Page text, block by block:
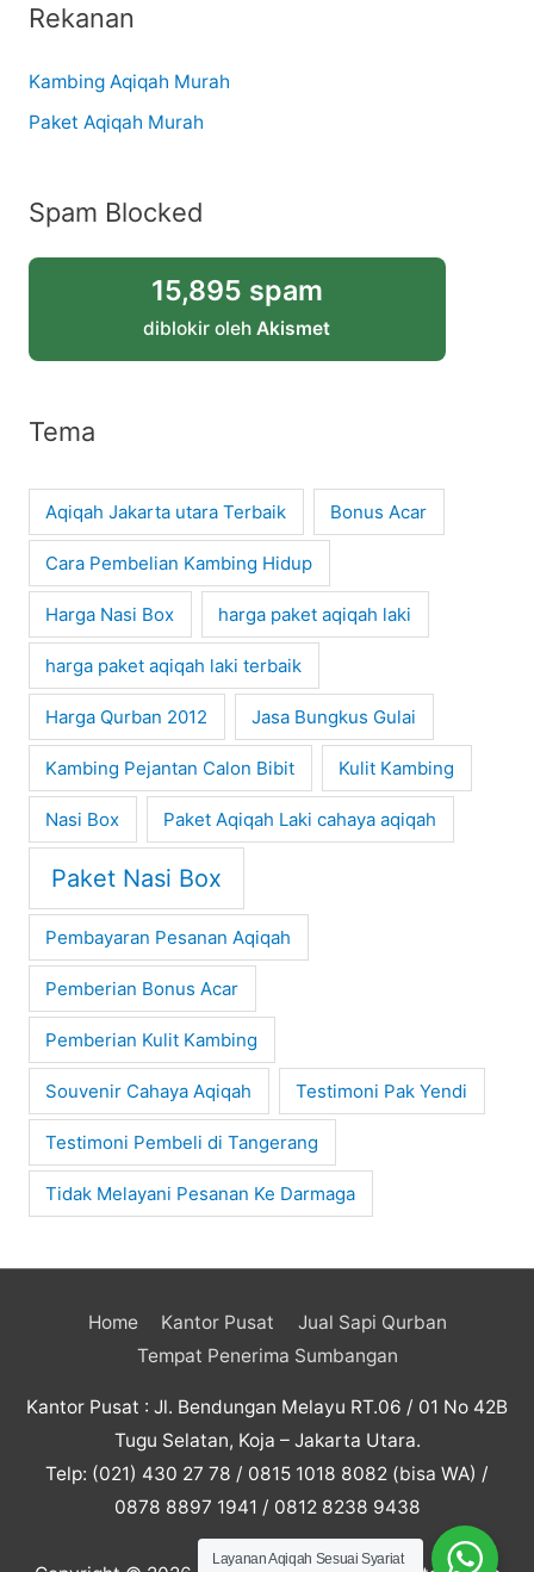
Rekanan
Kambing Aqiqah Murah
Paket Aqiqah Murah
Spam Blocked
15,895 spam
diblokir oleh Akismet
Tema
Aqiqah Jakarta utara Terbaik Bonus Acar
Cara Pembelian Kambing Hidup
Harga Nasi Box harga paket aqiqah laki
harga paket aqiqah laki terbaik
Harga Qurban 2012 Jasa Bungkus Gulai
Kambing Pejantan Calon Bibit Kulit Kambing
Nasi Box Paket Aqiqah Laki cahaya aqiqah
Paket Nasi Box
Pembayaran Pesanan Aqiqah
Pemberian Bonus Acar
Pemberian Kulit Kambing
Souvenir Cahaya Aqiqah Testimoni Pak Yendi
Testimoni Pembeli di Tangerang
Tidak Melayani Pesanan Ke Darmaga
Home Kantor Pusat
Jual Sapi Qurban
Tempat Penerima Sumbangan
Kantor Pusat : Jl. Bendungan Melayu RT.06 / 01 No 42B
Tugu Selatan, Koja – Jakarta Utara.
Telp: (021) 430 27 78 / 0815 1018 8082 (bisa WA) /
0878 8897 1941 / 0812 8238 9438
Layanan Aqiqah Sesuai Syariat